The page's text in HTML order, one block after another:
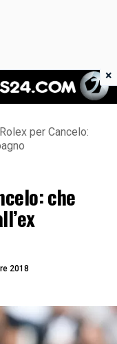
24
per Cancelo:
che
2018
×